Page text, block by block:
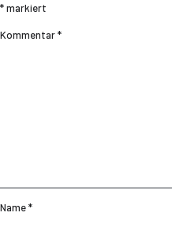
*markiert
Kommentar*
Name*